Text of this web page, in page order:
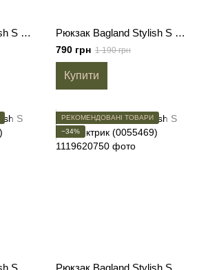
Рюкзак Bagland Stylish S 8л хакі (0055469) Рюкзак Bagland Stylish S 8л сірий сублімація 1434 (00554694)
790 грн 1 190 грн
Купити
РЕКОМЕНДОВАНІ ТОВАРИ
−34%